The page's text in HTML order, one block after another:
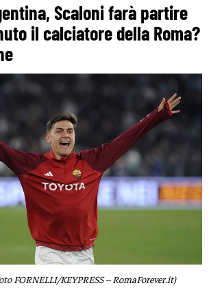
Scaloni farà partire
il calciatore della Roma?
FORNELLI/KEYPRESS – RomaForever.it)